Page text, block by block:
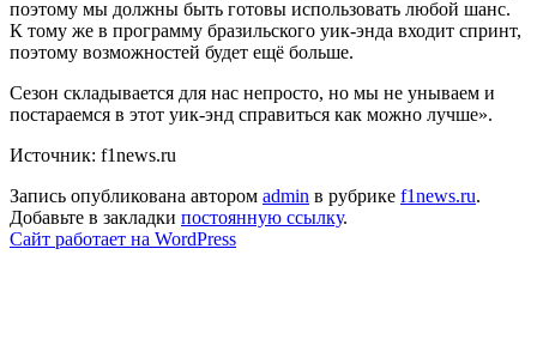
поэтому мы должны быть готовы использовать любой шанс.
К тому же в программу бразильского уик-энда входит спринт,
поэтому возможностей будет ещё больше.
Сезон складывается для нас непросто, но мы не унываем и
постараемся в этот уик-энд справиться как можно лучше».
Источник: f1news.ru
Запись опубликована автором admin в рубрике f1news.ru.
Добавьте в закладки постоянную ссылку.
Сайт работает на WordPress